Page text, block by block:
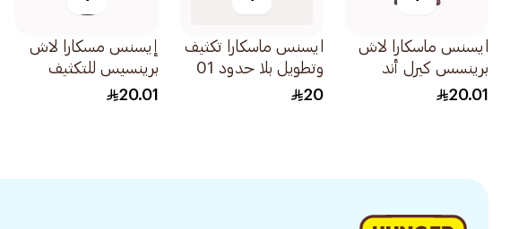
ايسنس ماسكارا لاش
برينسس كيرل أند
فوليوم لرفع وتكثيف
20.01
ايسنس ماسكارا تكثيف
وتطويل بلا حدود 01
اسود 1قطعة
20
إيسنس مسكارا لاش
برينسيس للتكثيف
1قطعة20.01